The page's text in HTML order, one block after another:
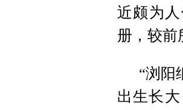
近颇为
册，较前
“浏阳
出生长